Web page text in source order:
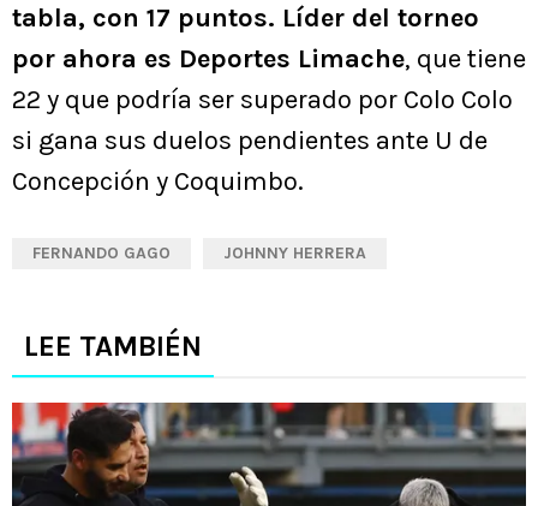
tabla, con 17 puntos. Líder del torneo
por ahora es Deportes Limache, que tiene
22 y que podría ser superado por Colo Colo
si gana sus duelos pendientes ante U de
Concepción y Coquimbo.
FERNANDO GAGO JOHNNY HERRERA
LEE TAMBIÉN